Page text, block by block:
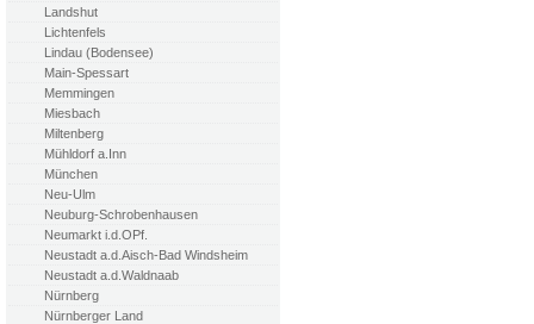
Landshut
Lichtenfels
Lindau (Bodensee)
Main-Spessart
Memmingen
Miesbach
Miltenberg
Mühldorf a.Inn
München
Neu-Ulm
Neuburg-Schrobenhausen
Neumarkt i.d.OPf.
Neustadt a.d.Aisch-Bad Windsheim
Neustadt a.d.Waldnaab
Nürnberg
Nürnberger Land